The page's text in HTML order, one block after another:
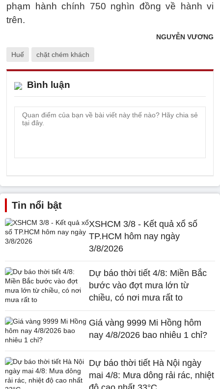
phạm hành chính 750 nghìn đồng về hành vi
trên.
NGUYỄN VƯƠNG
Huế chặt chém khách
Bình luận
Tin nổi bật
XSHCM 3/8 - Kết quả xổ số
TP.HCM hôm nay ngày
3/8/2026
Dự báo thời tiết 4/8: Miền Bắc
bước vào đợt mưa lớn từ
chiều, có nơi mưa rất to
Giá vàng 9999 Mi Hồng hôm
nay 4/8/2026 bao nhiêu 1 chỉ?
Dự báo thời tiết Hà Nội ngày
mai 4/8: Mưa dông rải rác, nhiệt